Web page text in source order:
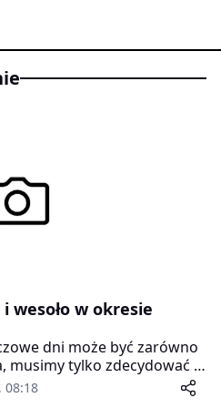
wesoło w okresie
dni może być zarówno
musimy tylko zdecydować o
kapelusz? Czapka typu
modne kalosze ?
08:18